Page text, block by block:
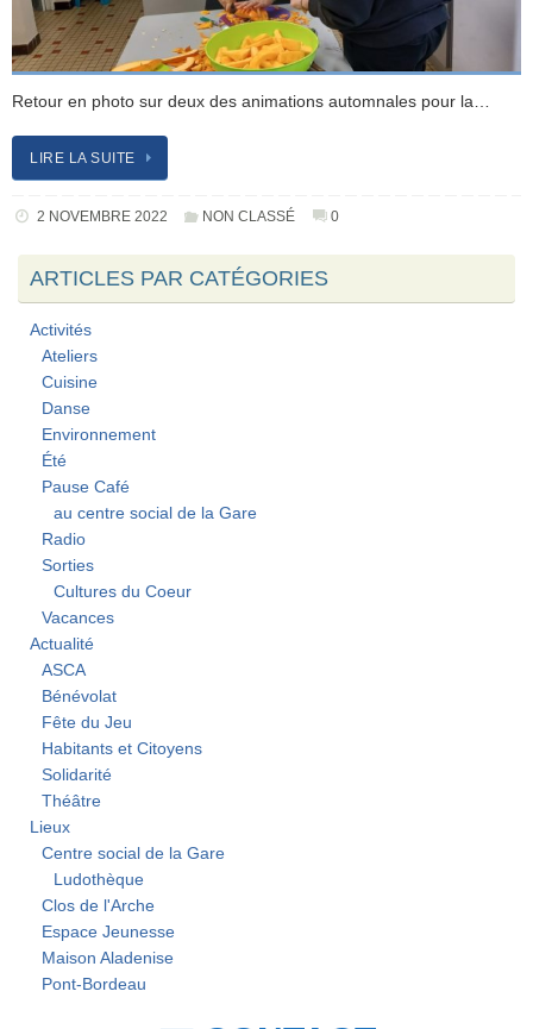
Retour en photo sur deux des animations automnales pour la…
LIRE LA SUITE
2 NOVEMBRE 2022 NON CLASSÉ 0
ARTICLES PAR CATÉGORIES
Activités
Ateliers
Cuisine
Danse
Environnement
Été
Pause Café
au centre social de la Gare
Radio
Sorties
Cultures du Coeur
Vacances
Actualité
ASCA
Bénévolat
Fête du Jeu
Habitants et Citoyens
Solidarité
Théâtre
Lieux
Centre social de la Gare
Ludothèque
Clos de l'Arche
Espace Jeunesse
Maison Aladenise
Pont-Bordeau